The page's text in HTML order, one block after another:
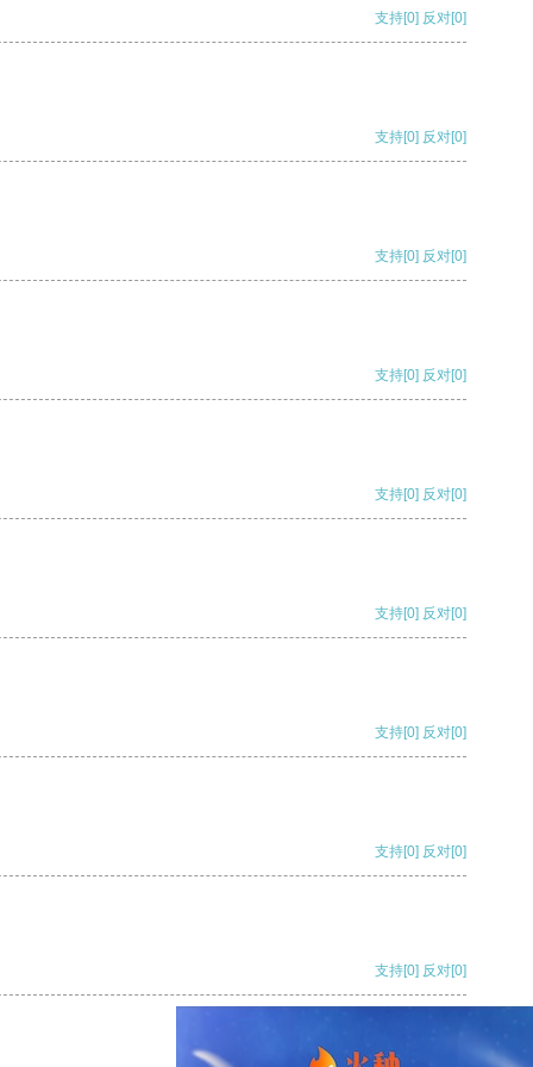
支持[0] 反对[0]
支持[0] 反对[0]
支持[0] 反对[0]
支持[0] 反对[0]
支持[0] 反对[0]
支持[0] 反对[0]
支持[0] 反对[0]
支持[0] 反对[0]
支持[0] 反对[0]